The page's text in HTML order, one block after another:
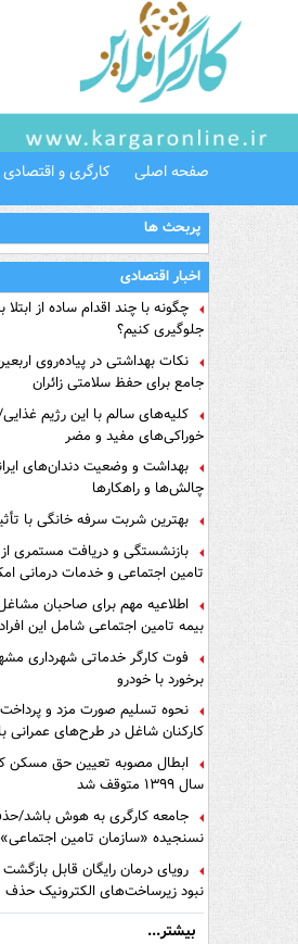
صفحه اصلی کارگری و اقتصادی
پربحث ها
اخبار اقتصادی
چگونه با چند اقدام ساده از ابتلا
جلوگیری کنیم؟
نکات بهداشتی در پیاده‌روی
جامع برای حفظ سلامتی زائران
کلیه‌های سالم با این رژیم
خوراکی‌های مفید و مضر
بهداشت و وضعیت دندان‌های
چالش‌ها و راهکارها
بهترین شربت سرفه خانگی با
بازنشستگی و دریافت مستمری
تامین اجتماعی و خدمات درمانی
است ؟
اطلاعیه مهم برای صاحبان
بیمه تامین اجتماعی شامل این
شودفوت کارگر خدماتی شهرداری
برخورد با خودرو
نحوه تسلیم صورت مزد و
کارکنان شاغل در طرح‌های عمرانی
ابطال مصوبه تعیین حق مسکن
سال ۱۳۹۹ متوقف شد
جامعه کارگری به هوش باشد/
نسنجیده «سازمان تامین
تفاهم نامه!
رویای درمان رایگان قابل
نبود زیرساخت‌های الکترونیک حذف
دفترچه‌های بیمه اشتباه مضاعف
بیشتر...